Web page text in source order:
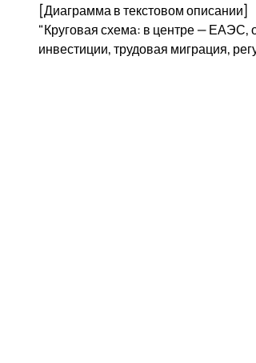
[Диаграмма в текстовом описании]
"Круговая схема: в центре — ЕАЭС,
инвестиции, трудовая миграция,